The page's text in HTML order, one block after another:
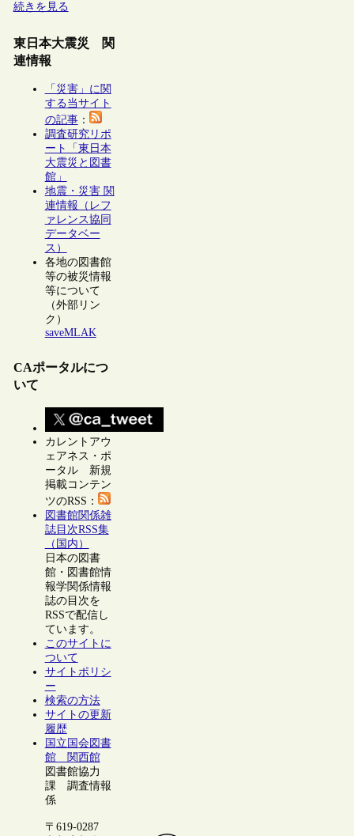
続きを見る
東日本大震災 関
連情報
「災害」に関
する当サイト
の記事：
調査研究リポ
ート「東日本
大震災と図書
館」
地震・災害 関
連情報（レフ
ァレンス協同
データベー
ス）
各地の図書館
等の被災情報
等について
（外部リン
ク）
saveMLAK
CAポータルにつ
いて
カレントアウ
ェアネス・ポ
ータル 新規
掲載コンテン
ツのRSS：
図書館関係雑
誌目次RSS集
（国内）
日本の図書
館・図書館情
報学関係情報
誌の目次を
RSSで配信し
ています。
このサイトに
ついて
サイトポリシ
ー
検索の方法
サイトの更新
履歴
国立国会図書
館 関西館
図書館協力
課 調査情報
係
〒619-0287